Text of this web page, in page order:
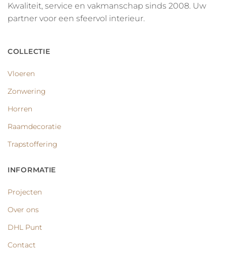
Kwaliteit, service en vakmanschap sinds 2008. Uw
partner voor een sfeervol interieur.
COLLECTIE
Vloeren
Zonwering
Horren
Raamdecoratie
Trapstoffering
INFORMATIE
Projecten
Over ons
DHL Punt
Contact